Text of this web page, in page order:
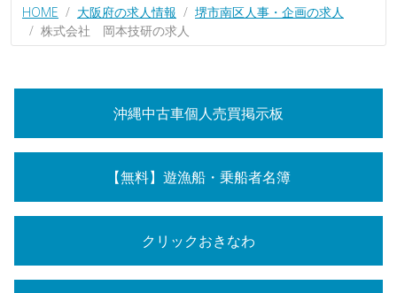
HOME 大阪府の求人情報
堺市南区人事・企画の求人
株式会社 岡本技研の求人
沖縄中古車個人売買掲示板
【無料】遊漁船・乗船者名簿
クリックおきなわ